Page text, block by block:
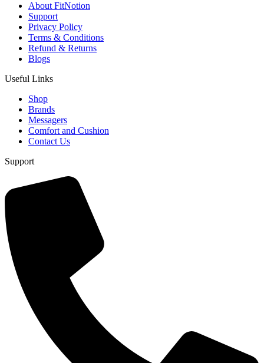
About FitNotion
Support
Privacy Policy
Terms & Conditions
Refund & Returns
Blogs
Useful Links
Shop
Brands
Messagers
Comfort and Cushion
Contact Us
Support